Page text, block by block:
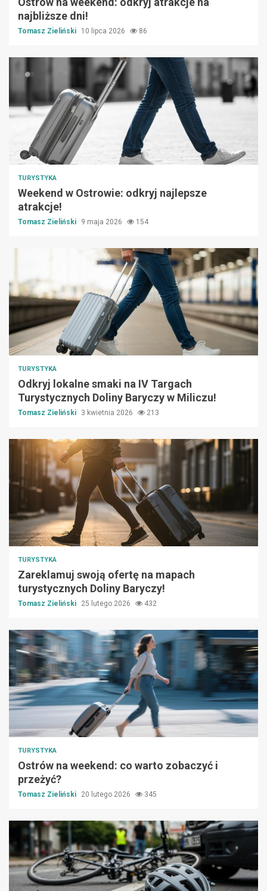
najbliższe dni!
Tomasz Zieliński 10 lipca 2026 86
TURYSTYKA
Weekend w Ostrowie: odkryj najlepsze
atrakcje!
Tomasz Zieliński 9 maja 2026 154
TURYSTYKA
Odkryj lokalne smaki na IV Targach
Turystycznych Doliny Baryczy w Miliczu!
Tomasz Zieliński 3 kwietnia 2026 213
TURYSTYKA
Zareklamuj swoją ofertę na mapach
turystycznych Doliny Baryczy!
Tomasz Zieliński 25 lutego 2026 432
TURYSTYKA
Ostrów na weekend: co warto zobaczyć i
przeżyć?
Tomasz Zieliński 20 lutego 2026 345